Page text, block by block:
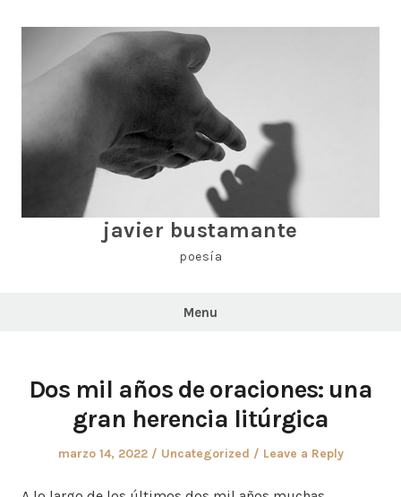
javier bustamante
poesía
Menu
Dos mil años de oraciones: una
gran herencia litúrgica
Posted
marzo 14, 2022
Posted
Uncategorized Leave a Reply